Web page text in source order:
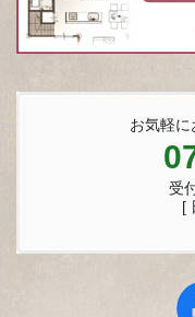
お気軽に
受
[